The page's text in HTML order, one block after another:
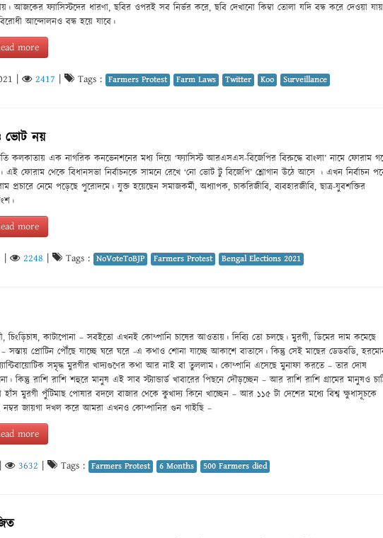
আজকের ফ্যাসিস্টদের ধারণা, ছবির ওপরই সব নির্ভর করে, ছবি দেখানো কিম্বা তোলা যদি বন্ধ করে দেওয়া
আন্দোলনও বন্ধ হয়ে যাবে।
more
2417 Tags : Farmers Protest Farm Laws Twitter Koo Surveillance
ভোট নয়
কলকাতায় এক নাগরিক কনভেনশনের মধ্য দিয়ে ‘ফ্যাসিস্ট আরএসএস-বিজেপির বিরুদ্ধে বাংলা’ নামে ফোরাম
এই ফোরাম থেকে বিধানসভা নির্বাচনকে সামনে রেখে ‘নো ভোট টু বিজেপি’ শ্লোগান উঠে আসে । এখন নির্বাচন
প্রচারে নেমে পড়েছে পুরোদমে। যুক্ত হয়েছেন সমাজকর্মী, অধ্যাপক, চাকরিজীবি, ব্যবহারজীবি, ছাত্র-যুবশক্তির
more
2248 Tags : NoVoteToBJP Farmers Protest Bengal Elections 2021
চিংড়িচাষ, কাটাপোনা – সবইতো এখনই কোম্পানি চাষের আওতায়। দিব্যি তো চলছে। মুরগী, ডিমের দাম কমেছে
সস্তায় প্রোটিন পৌঁছে যাচ্ছে ঘরে ঘরে -এ কথাও শোনা যাচ্ছে আকাশে বাতাসে। কিন্তু সেই মাছের ডেডবডি,
সমৃদ্ধ মুরগীর খাদ্যগুণের কথা আর নাই বা তুললাম। কোম্পানি এসেছে মুনাফা করতে – তার দোষ
কিন্তু রাশি রাশি শহুরে মানুষ এই সাব স্ট্যান্ডার্ড খাবারের পিছনে দৌড়চ্ছেন – আর রাশি রাশি গ্রামের মানুষও
হাঁস মুরগী পুঁটিমাছ পোষার বদলে বাজার থেকে কুখাদ্য কিনে খাচ্ছেন – আর ১১৫ টা দেশের মধ্যে বিশ্ব ক্ষুধাসূচকে
নম্বর জায়গা দখল করে আমরা এখনও কোম্পানির গুন গাইছি –
more
3632 Tags : Farmers Protest 6 Months 500 Farmers died